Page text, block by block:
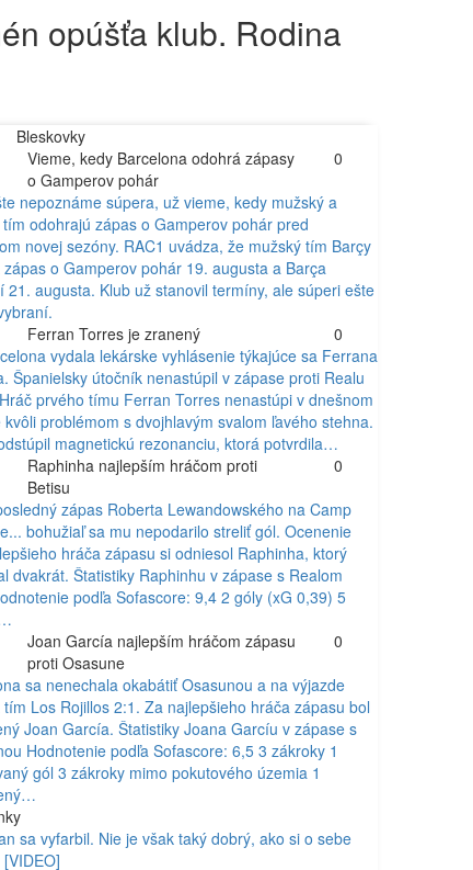
opúšťa klub. Rodina
Bleskovky
Vieme, kedy Barcelona odohrá zápasy
o Gamperov pohár
0
nepoznáme súpera, už vieme, kedy mužský a
odohrajú zápas o Gamperov pohár pred
novej sezóny. RAC1 uvádza, že mužský tím Barçy
o Gamperov pohár 19. augusta a Barça
21. augusta. Klub už stanovil termíny, ale súperi ešte
Ferran Torres je zranený
0
vydala lekárske vyhlásenie týkajúce sa Ferrana
Španielsky útočník nenastúpil v zápase proti Realu
prvého tímu Ferran Torres nenastúpi v dnešnom
kvôli problémom s dvojhlavým svalom ľavého stehna.
magnetickú rezonanciu, ktorá potvrdila…
Raphinha najlepším hráčom proti
Betisu
0
zápas Roberta Lewandowského na Camp
bohužiaľ sa mu nepodarilo streliť gól. Ocenenie
hráča zápasu si odniesol Raphinha, ktorý
dvakrát. Štatistiky Raphinhu v zápase s Realom
podľa Sofascore: 9,4 2 góly (xG 0,39) 5
Joan García najlepším hráčom zápasu
proti Osasune
0
sa nenechala okabátiť Osasunou a na výjazde
Los Rojillos 2:1. Za najlepšieho hráča zápasu bol
Joan García. Štatistiky Joana Garcíu v zápase s
Hodnotenie podľa Sofascore: 6,5 3 zákroky 1
gól 3 zákroky mimo pokutového územia 1